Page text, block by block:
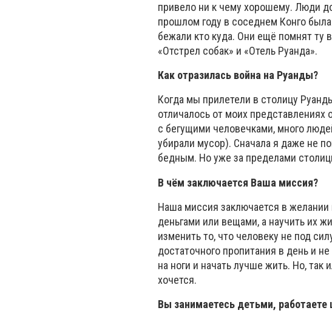
привело ни к чему хорошему. Люди
прошлом году в соседнем Конго
бежали кто куда. Они ещё помнят ту
«Отстрел собак» и «Отель Руанда».
Как отразилась война на Руанды?
Когда мы прилетели в столицу
отличалось от моих
с бегущими человечками, много
убирали мусор). Сначала я даже не
бедным. Но уже за пределами
В чём заключается Ваша миссия?
Наша миссия заключается в
деньгами или вещами, а научить их
изменить то, что человеку не под
достаточного пропитания в день и
на ноги и начать лучше жить. Но, так
хочется.
Вы занимаетесь детьми, работаете